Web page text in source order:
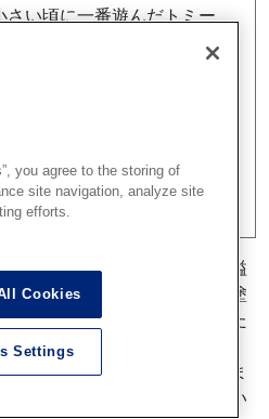
さい頃に一番遊んだトミー
使用工具、塗料：
中間くらいの色になるよう
トの良さを活かしつつ、カ
た。
ントータスへのリスペクトに溢
ス店舗にて展開している水性塗
仕上げた作品をエントリーいた
ノントータス！といった佇ま
もちろん、実際の軍用車に用い
you agree to the storing of
site navigation, analyze site
efforts.
Cookies
Settings